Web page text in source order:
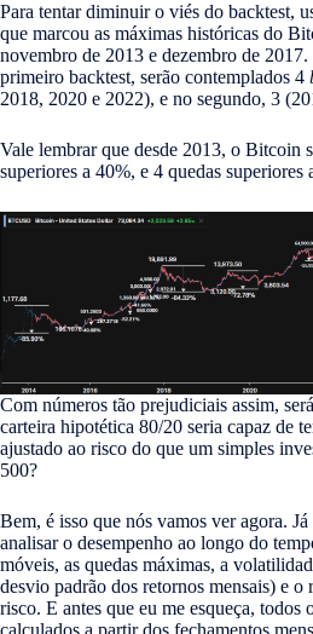
Para tentar diminuir o viés do backtest,
que marcou as máximas históricas do
novembro de 2013 e dezembro de 2017.
primeiro backtest, serão contemplados 4
2018, 2020 e 2022), e no segundo, 3
Vale lembrar que desde 2013, o Bitcoin
superiores a 40%, e 4 quedas superiores
Com números tão prejudiciais assim,
carteira hipotética 80/20 seria capaz de
ajustado ao risco do que um simples
500?
Bem, é isso que nós vamos ver agora.
analisar o desempenho ao longo do
móveis, as quedas máximas, a
desvio padrão dos retornos mensais) e o
risco. E antes que eu me esqueça, todos
calculados a partir dos fechamentos